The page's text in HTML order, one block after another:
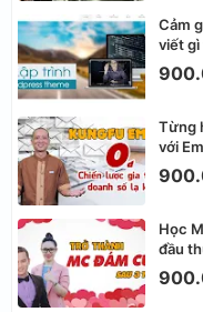
Cảm
viết
Từng
với
Học
đầu